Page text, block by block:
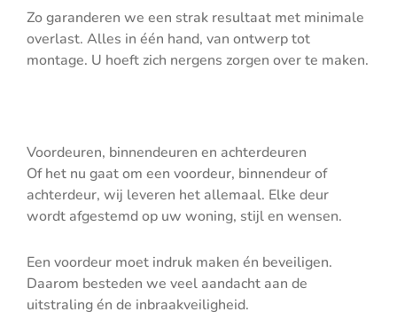
Zo garanderen we een strak resultaat met minimale
overlast. Alles in één hand, van ontwerp tot
montage. U hoeft zich nergens zorgen over te maken.
Voordeuren, binnendeuren en achterdeuren
Of het nu gaat om een voordeur, binnendeur of
achterdeur, wij leveren het allemaal. Elke deur
wordt afgestemd op uw woning, stijl en wensen.
Een voordeur moet indruk maken én beveiligen.
Daarom besteden we veel aandacht aan de
uitstraling én de inbraakveiligheid.